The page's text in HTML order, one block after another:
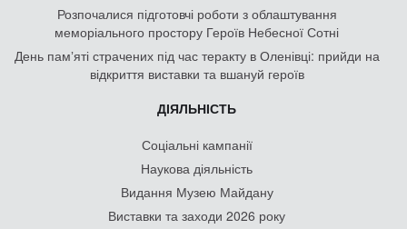
Розпочалися підготовчі роботи з облаштування
меморіального простору Героїв Небесної Сотні
День памʼяті страчених під час теракту в Оленівці: прийди на
відкриття виставки та вшануй героїв
ДІЯЛЬНІСТЬ
Соціальні кампанії
Наукова діяльність
Видання Музею Майдану
Виставки та заходи 2026 року